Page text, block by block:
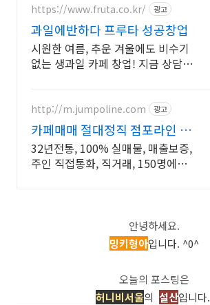
https://www.fruta.co.kr/ 광고
과일에반하다 프루타 성공창업
시원한 여름, 추운 겨울에도 비수기
없는 생과일 카페 창업! 지금 상담받
체 믈류팀 보유
http://m.jumpoline.com 광고
카페매매 절대정직 점포라인 빠
른 직거래 & 안전중개거래
32년전통, 100% 실매물, 매출보증,
주인 직접통화, 직거래, 150명에이
안녕하세요.
밍키형아입니다. ^0^
오늘의 포스팅은
허니비서울의 설산입니다.